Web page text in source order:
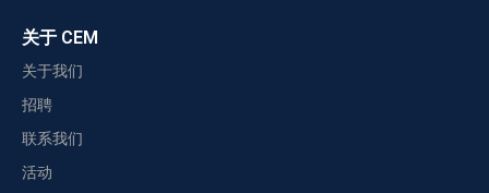
关于 CEM
关于我们
招聘
联系我们
活动